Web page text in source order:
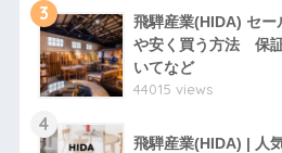
3
飛騨産業(HIDA) セ
や安く買う方法 保
いてなど
44015 views
4
飛騨産業(HIDA) | 人